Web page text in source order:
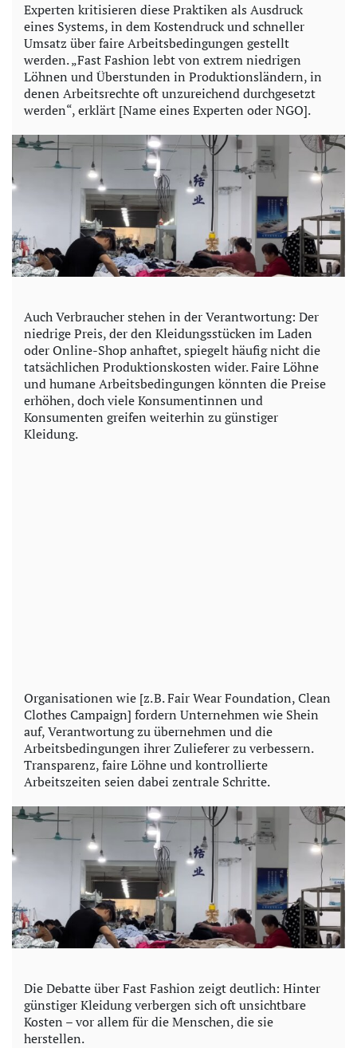
e
o
Experten kritisieren diese Praktiken als Ausdruck
eines Systems, in dem Kostendruck und schneller
Umsatz über faire Arbeitsbedingungen gestellt
werden. „Fast Fashion lebt von extrem niedrigen
Löhnen und Überstunden in Produktionsländern, in
denen Arbeitsrechte oft unzureichend durchgesetzt
werden“, erklärt [Name eines Experten oder NGO].
Auch Verbraucher stehen in der Verantwortung: Der
niedrige Preis, der den Kleidungsstücken im Laden
oder Online-Shop anhaftet, spiegelt häufig nicht die
tatsächlichen Produktionskosten wider. Faire Löhne
und humane Arbeitsbedingungen könnten die Preise
erhöhen, doch viele Konsumentinnen und
Konsumenten greifen weiterhin zu günstiger
Kleidung.
Organisationen wie [z. B. Fair Wear Foundation, Clean
Clothes Campaign] fordern Unternehmen wie Shein
auf, Verantwortung zu übernehmen und die
Arbeitsbedingungen ihrer Zulieferer zu verbessern.
Transparenz, faire Löhne und kontrollierte
Arbeitszeiten seien dabei zentrale Schritte.
Die Debatte über Fast Fashion zeigt deutlich: Hinter
günstiger Kleidung verbergen sich oft unsichtbare
Kosten – vor allem für die Menschen, die sie
herstellen.